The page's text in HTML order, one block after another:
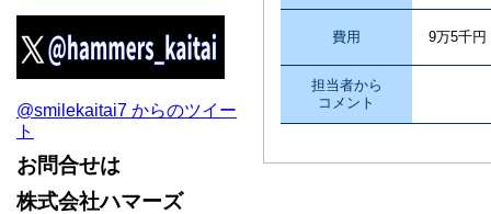
費用 9万5千円
担当者から
コメント
@smilekaitai7 からのツイー
ト
お問合せは
株式会社ハマーズ